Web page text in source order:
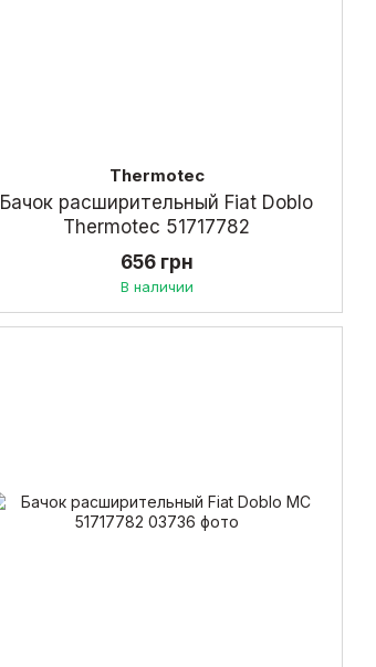
Thermotec
Бачок расширительный Fiat Doblo
Thermotec 51717782
656 грн
В наличии